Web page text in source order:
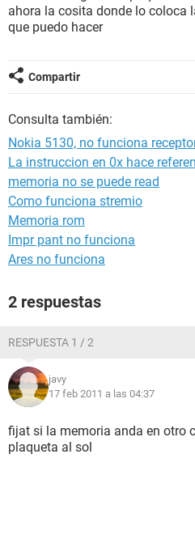
ahora la cosita donde lo coloca
que puedo hacer
Compartir
Consulta también:
Nokia 5130, no funciona
La instruccion en 0x hace
memoria no se puede read
Como funciona stremio
Memoria rom
Impr pant no funciona
Ares no funciona
2 respuestas
RESPUESTA 1 / 2
javy
17 feb 2011 a las 04:37
fijat si la memoria anda en otro
plaqueta al sol